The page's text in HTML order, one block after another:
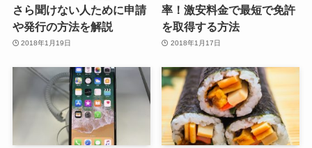
さら聞けない人ために申請
や発行の方法を解説
2018年1月19日
率！激安料金で最短で免許
を取得する方法
2018年1月17日